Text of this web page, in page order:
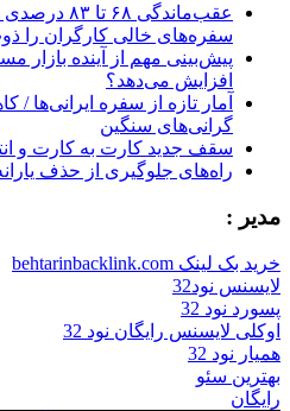
عقب‌ماندگی
سفره‌های خالی کارگران را
پیش‌بینی مهم از آینده بازار
افزایش می‌دهد؟
آمار تازه از سفره ایرانی‌ها
گرانی‌های سنگین
سقف جدید کارت به کارت و
راه‌های جلوگیری از حذف
مدیر :
خرید بک لینک behtarinbacklink.com
لایسنس نود32
پسورد نود 32
اوکلی لایسنس رایگان نود 32
همیار نود 32
بهترین سئو
رایگان